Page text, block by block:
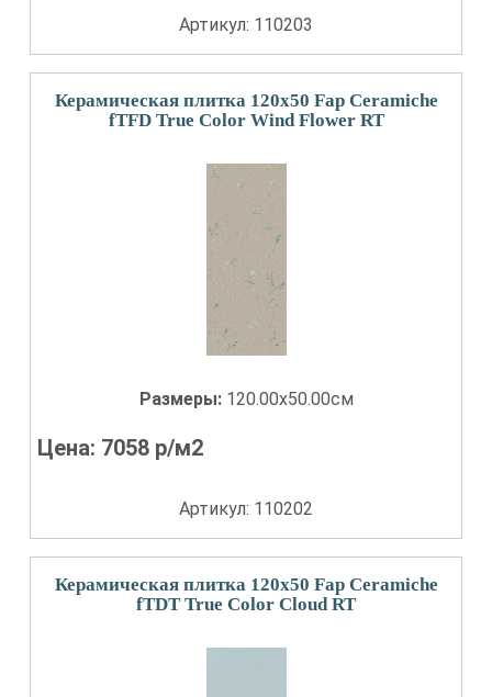
Артикул: 110203
Керамическая плитка 120x50 Fap Ceramiche
fTFD True Color Wind Flower RT
Размеры: 120.00x50.00см
Цена: 7058 р/м2
Артикул: 110202
Керамическая плитка 120x50 Fap Ceramiche
fTDT True Color Cloud RT